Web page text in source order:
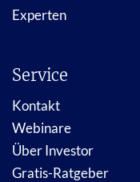
Experten
Service
Kontakt
Webinare
Über Investor
Gratis-Ratgeber